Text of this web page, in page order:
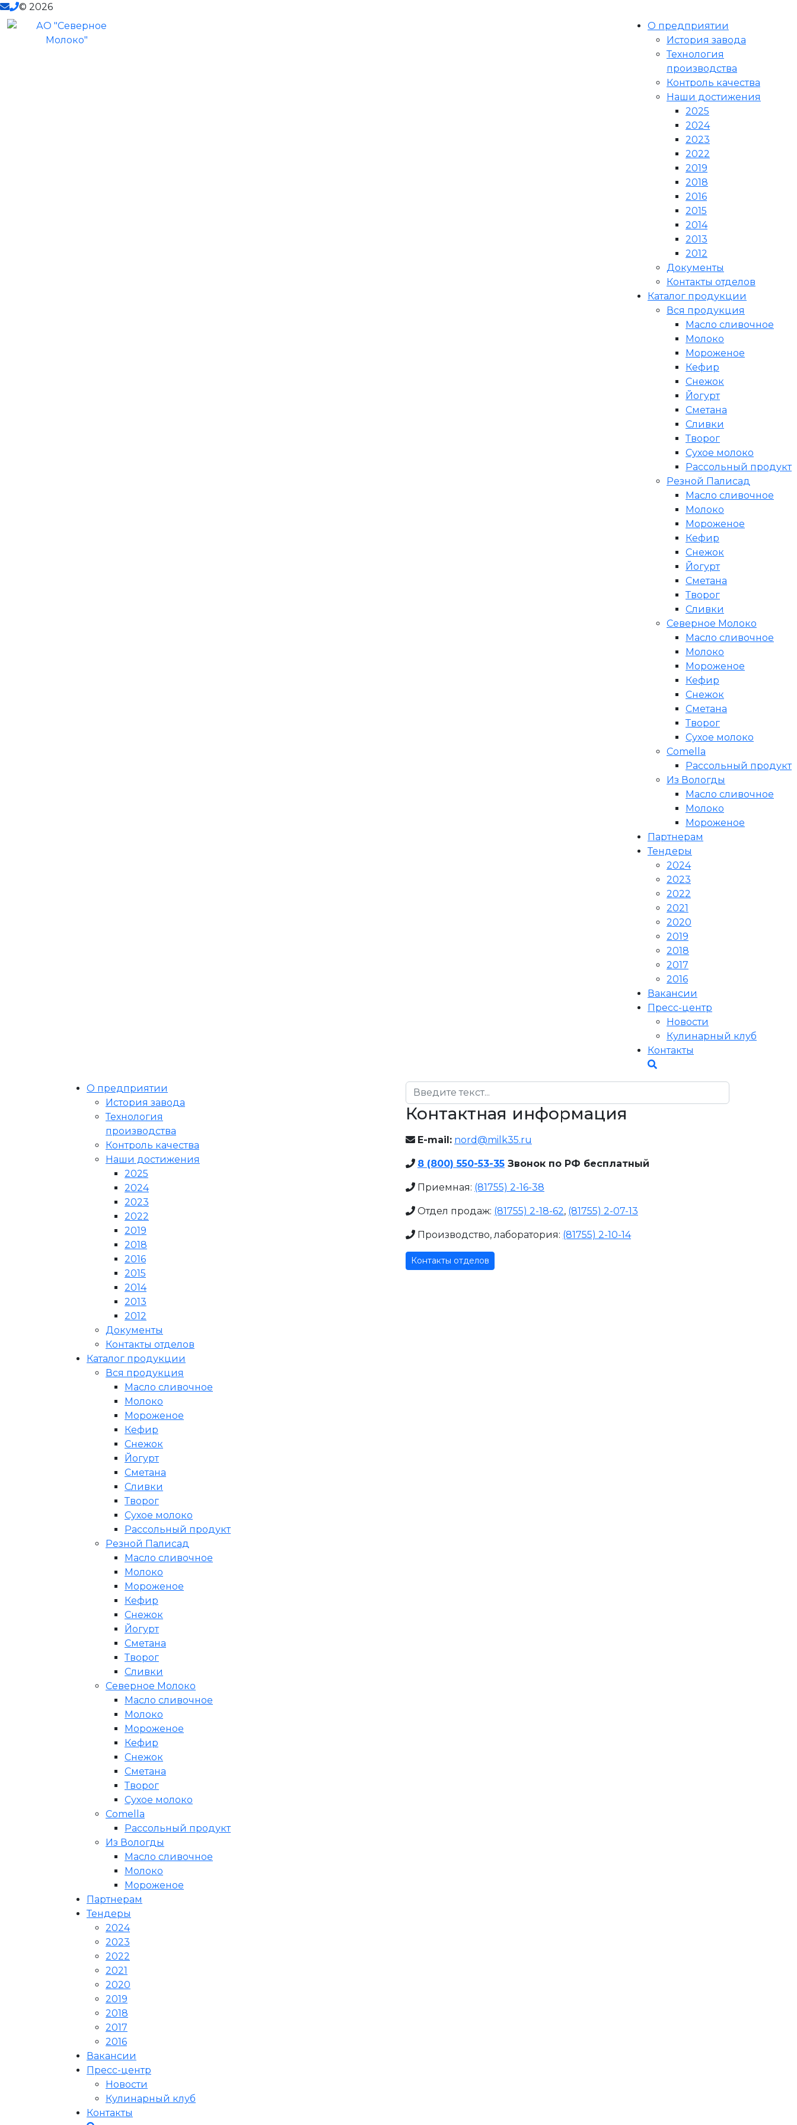
© 2026
О предприятии
История завода
Технология
производства
Контроль качества
Наши достижения
2025
2024
2023
2022
2019
2018
2016
2015
2014
2013
2012
Документы
Контакты отделов
Каталог продукции
Вся продукция
Масло сливочное
Молоко
Мороженое
Кефир
Снежок
Йогурт
Сметана
Сливки
Творог
Сухое молоко
Рассольный продукт
Резной Палисад
Масло сливочное
Молоко
Мороженое
Кефир
Снежок
Йогурт
Сметана
Творог
Сливки
Северное Молоко
Масло сливочное
Молоко
Мороженое
Кефир
Снежок
Сметана
Творог
Сухое молоко
Comеlla
Рассольный продукт
Из Вологды
Масло сливочное
Молоко
Мороженое
Партнерам
Тендеры
2024
2023
2022
2021
2020
2019
2018
2017
2016
Вакансии
Пресс-центр
Новости
Кулинарный клуб
Контакты
О предприятии
История завода
Технология
производства
Контроль качества
Наши достижения
2025
2024
2023
2022
2019
2018
2016
2015
2014
2013
2012
Документы
Контакты отделов
Каталог продукции
Вся продукция
Масло сливочное
Молоко
Мороженое
Кефир
Снежок
Йогурт
Сметана
Сливки
Творог
Сухое молоко
Рассольный продукт
Резной Палисад
Масло сливочное
Молоко
Мороженое
Кефир
Снежок
Йогурт
Сметана
Творог
Сливки
Северное Молоко
Масло сливочное
Молоко
Мороженое
Кефир
Снежок
Сметана
Творог
Сухое молоко
Comеlla
Рассольный продукт
Из Вологды
Масло сливочное
Молоко
Мороженое
Партнерам
Тендеры
2024
2023
2022
2021
2020
2019
2018
2017
2016
Вакансии
Пресс-центр
Новости
Кулинарный клуб
Контакты
Поиск
Контактная информация
E-mail: nord@milk35.ru
8 (800) 550-53-35 Звонок по РФ бесплатный
Приемная: (81755) 2-16-38
Отдел продаж: (81755) 2-18-62, (81755) 2-07-13
Производство, лаборатория: (81755) 2-10-14
Контакты отделов